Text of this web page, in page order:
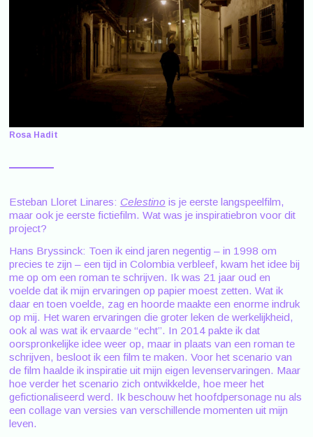
Rosa Hadit
Esteban Lloret Linares: Celestino is je eerste langspeelfilm,
maar ook je eerste fictiefilm. Wat was je inspiratiebron voor dit
project?
Hans Bryssinck: Toen ik eind jaren negentig – in 1998 om
precies te zijn – een tijd in Colombia verbleef, kwam het idee bij
me op om een roman te schrijven. Ik was 21 jaar oud en
voelde dat ik mijn ervaringen op papier moest zetten. Wat ik
daar en toen voelde, zag en hoorde maakte een enorme indruk
op mij. Het waren ervaringen die groter leken de werkelijkheid,
ook al was wat ik ervaarde “echt”. In 2014 pakte ik dat
oorspronkelijke idee weer op, maar in plaats van een roman te
schrijven, besloot ik een film te maken. Voor het scenario van
de film haalde ik inspiratie uit mijn eigen levenservaringen. Maar
hoe verder het scenario zich ontwikkelde, hoe meer het
gefictionaliseerd werd. Ik beschouw het hoofdpersonage nu als
een collage van versies van verschillende momenten uit mijn
leven.